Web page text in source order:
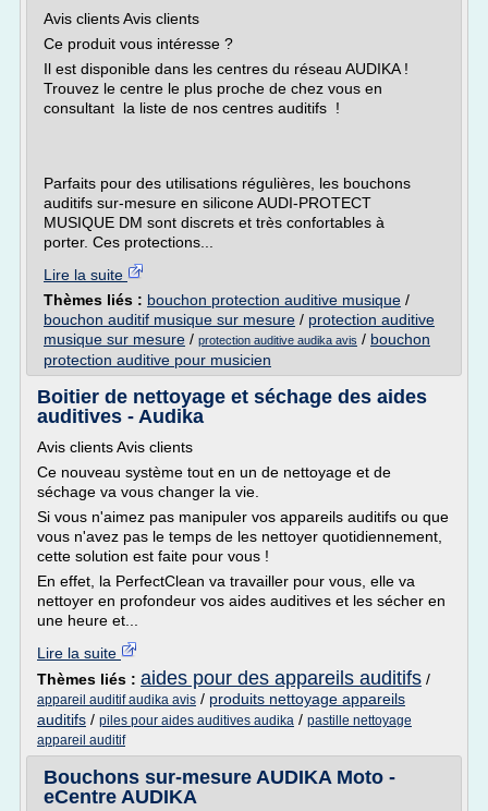
Avis clients Avis clients
Ce produit vous intéresse ?
Il est disponible dans les centres du réseau AUDIKA !
Trouvez le centre le plus proche de chez vous en
consultant la liste de nos centres auditifs !
Parfaits pour des utilisations régulières, les bouchons
auditifs sur-mesure en silicone AUDI-PROTECT
MUSIQUE DM sont discrets et très confortables à
porter. Ces protections...
Lire la suite
Thèmes liés : bouchon protection auditive musique /
bouchon auditif musique sur mesure / protection auditive
musique sur mesure / protection auditive audika avis / bouchon
protection auditive pour musicien
Boitier de nettoyage et séchage des aides
auditives - Audika
Avis clients Avis clients
Ce nouveau système tout en un de nettoyage et de
séchage va vous changer la vie.
Si vous n'aimez pas manipuler vos appareils auditifs ou que
vous n'avez pas le temps de les nettoyer quotidiennement,
cette solution est faite pour vous !
En effet, la PerfectClean va travailler pour vous, elle va
nettoyer en profondeur vos aides auditives et les sécher en
une heure et...
Lire la suite
Thèmes liés : aides pour des appareils auditifs /
appareil auditif audika avis / produits nettoyage appareils
auditifs / piles pour aides auditives audika / pastille nettoyage
appareil auditif
Bouchons sur-mesure AUDIKA Moto -
eCentre AUDIKA